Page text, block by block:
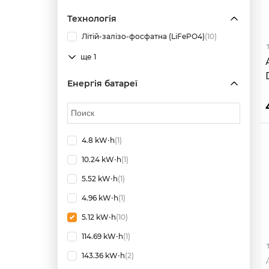
Технологія
Літій-залізо-фосфатна (LiFePO4)(10)
ще 1
Енергія батареї
4.8 kW⋅h(1)
10.24 kW⋅h(1)
5.52 kW⋅h(1)
4.96 kW⋅h(1)
5.12 kW⋅h(10)
114.69 kW⋅h(1)
143.36 kW⋅h(2)